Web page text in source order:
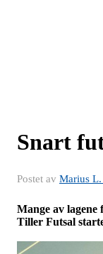
Snart
Postet av Marius L.
Mange av lagene
Tiller Futsal